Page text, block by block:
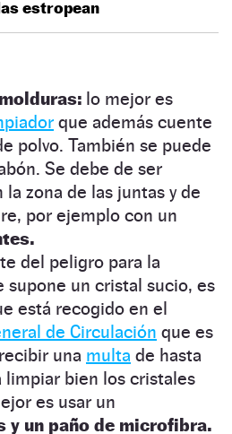
estropean
lo mejor es
que además cuente
polvo. También se puede
Se debe de ser
zona de las juntas y de
por ejemplo con un
del peligro para la
supone un cristal sucio, es
está recogido en el
de Circulación que es
una multa de hasta
limpiar bien los cristales
es usar un
un paño de microfibra.